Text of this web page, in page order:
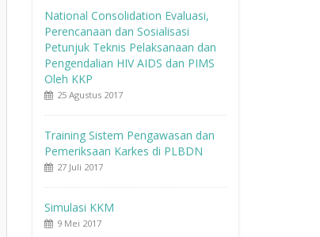
National Consolidation Evaluasi,
Perencanaan dan Sosialisasi
Petunjuk Teknis Pelaksanaan dan
Pengendalian HIV AIDS dan PIMS
Oleh KKP
25 Agustus 2017
Training Sistem Pengawasan dan
Pemeriksaan Karkes di PLBDN
27 Juli 2017
Simulasi KKM
9 Mei 2017